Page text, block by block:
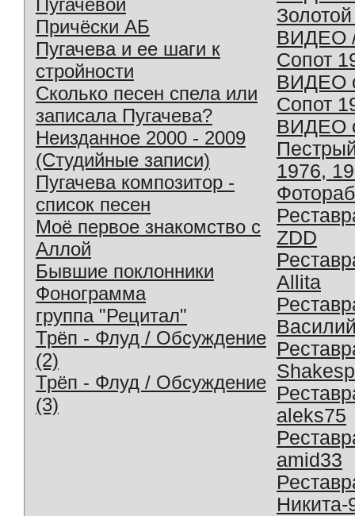
Причёски АБ
Пугачева и ее шаги к
стройности
Сколько песен спела или
записала Пугачева?
Неизданное 2000 - 2009
(Студийные записи)
Пугачева композитор -
список песен
Моё первое знакомство с
Аллой
Бывшие поклонники
Фонограмма
группа "Рецитал"
Трёп - Флуд / Обсуждение
(2)
Трёп - Флуд / Обсуждение
(3)
ВИДЕО
Сопот
ВИДЕО
Сопот
ВИДЕО
1976,
ZDD
Allita
aleks75
amid33
Никита-